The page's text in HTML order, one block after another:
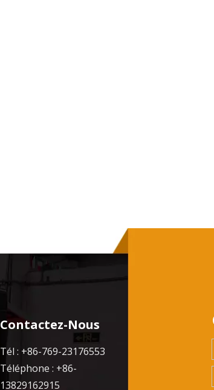
Contactez-Nous
Tél : +86-769-23176553
Téléphone : +86-
13829162915